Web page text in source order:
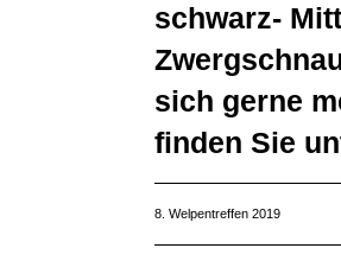
schwarz-
sich gerne
finden
8. Welpentreffen 2019